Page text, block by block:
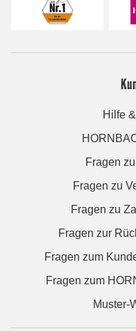
Hilfe
Fragen
Fragen zu
Fragen zu
Fragen zur
Fragen zum
Fragen zum
Muster-